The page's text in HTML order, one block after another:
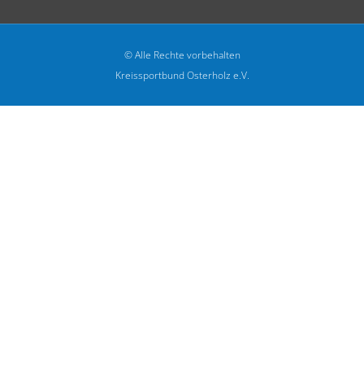
© Alle Rechte vorbehalten
Kreissportbund Osterholz e.V.